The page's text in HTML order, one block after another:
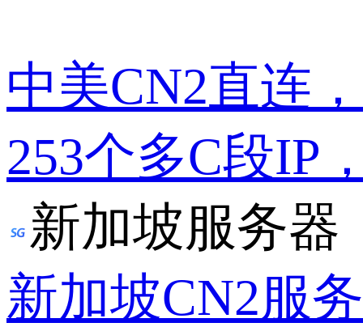
中美CN2直连
253个多C段IP
新加坡服务器
新加坡CN2服